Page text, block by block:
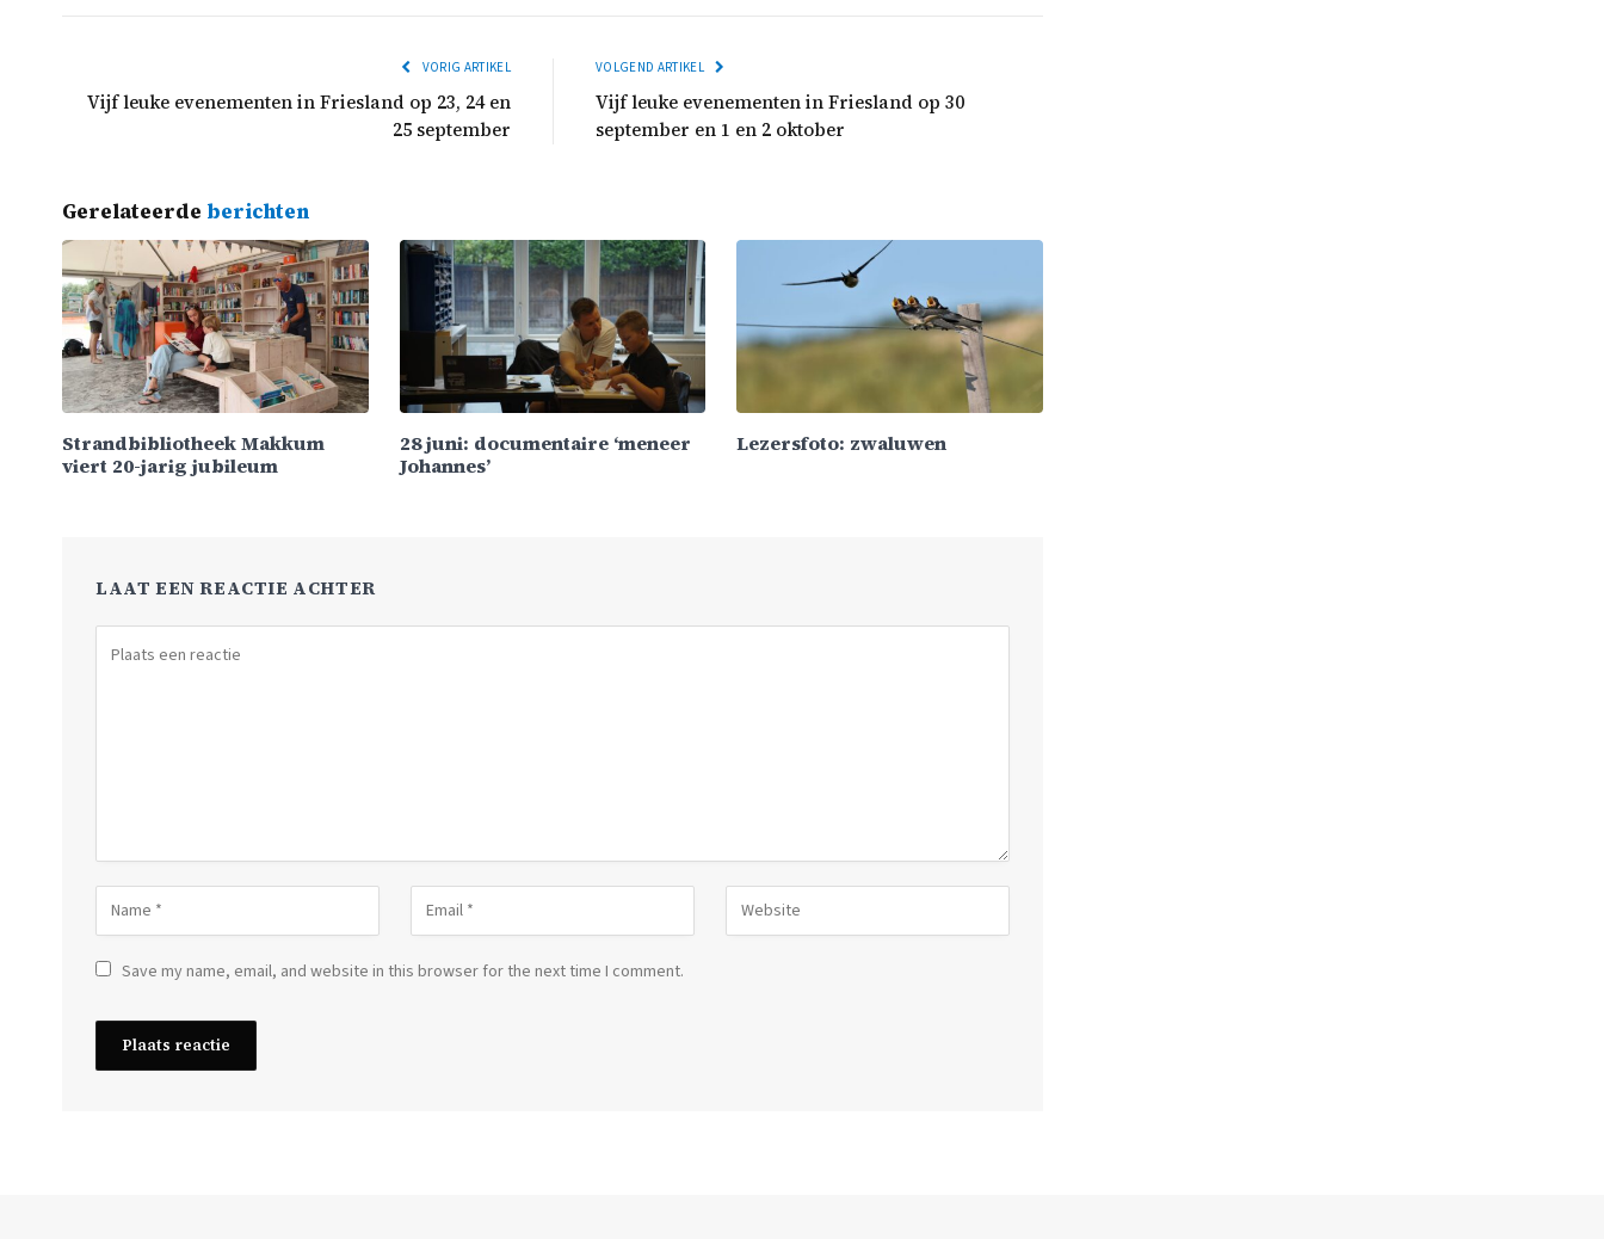
VORIG ARTIKEL
Vijf leuke evenementen in Friesland op 23, 24 en
25 september
VOLGEND ARTIKEL
Vijf leuke evenementen in Friesland op 30
september en 1 en 2 oktober
Gerelateerde berichten
Strandbibliotheek Makkum
viert 20-jarig jubileum
28 juni: documentaire ‘meneer
Johannes’
Lezersfoto: zwaluwen
LAAT EEN REACTIE ACHTER
Save my name, email, and website in this browser for the next time I comment.